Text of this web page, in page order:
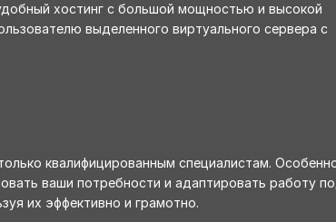
хостинг с большой мощностью и высокой
выделенного виртуального сервера с
квалифицированным специалистам.
ваши потребности и адаптировать работу
их эффективно и грамотно.